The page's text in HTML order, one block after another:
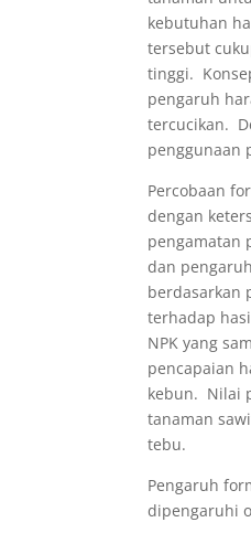
kebutuhan
tersebut
tinggi.
pengaruh
tercucikan.
penggunaan
Percobaan
dengan
pengamatan
dan
berdasarkan
terhadap
NPK yang
pencapaian
kebun. Nilai
tanaman
tebu.
Pengaruh
dipengaruhi